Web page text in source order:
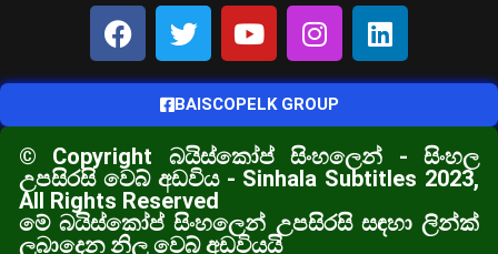
BAISCOPELK GROUP
© Copyright බයිස්කෝප් සිංහලෙන් - සිංහල
උපසිරසි වෙබ් අඩවිය - Sinhala Subtitles 2023,
All Rights Reserved
මේ බයිස්කෝප් සිංහලෙන් උපසිරසි සඳහා ලින්ක්
ලබාදෙන නිල වෙබ් අඩවියයි